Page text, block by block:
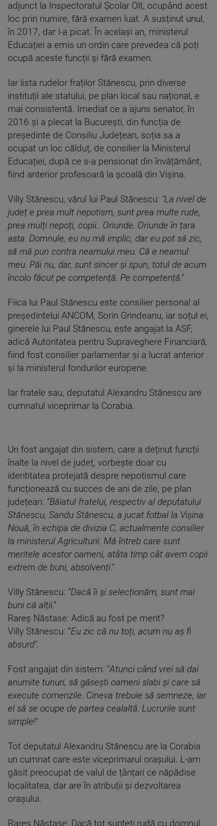
adjunct la Inspectoratul Școlar Olt, ocupând acest
loc prin numire, fără examen luat. A susținut unul,
în 2017, dar l-a picat. În același an, ministerul
Educației a emis un ordin care prevedea că poți
ocupă aceste funcții și fără examen.
Iar lista rudelor fraților Stănescu, prin diverse
instituții ale statului, pe plan local sau național, e
mai consistentă. Imediat ce a ajuns senator, în
2016 și a plecat la București, din funcția de
președinte de Consiliu Județean, soția sa a
ocupat un loc călduț, de consilier la Ministerul
Educației, după ce s-a pensionat din învățământ,
fiind anterior profesoară la școală din Vișina.
Villy Stănescu, vărul lui Paul Stănescu: "La nivel de
județ e prea mult nepotism, sunt prea multe rude,
prea mulți nepoți, copii.. Oriunde. Oriunde în țara
asta. Domnule, eu nu mă implic, dar eu pot să zic,
să mă pun contra neamului meu. Că e neamul
meu. Păi nu, dar, sunt sincer și spun, totul de acum
încolo făcut pe competență. Pe competență."
Fiica lui Paul Stănescu este consilier personal al
președintelui ANCOM, Sorin Grindeanu, iar soțul ei,
ginerele lui Paul Stănescu, este angajat la ASF,
adică Autoritatea pentru Supraveghere Financiară,
fiind fost consilier parlamentar și a lucrat anterior
și la ministerul fondurilor europene.
Iar fratele sau, deputatul Alexandru Stănescu are
cumnatul viceprimar la Corabia.
Un fost angajat din sistem, care a deținut funcții
înalte la nivel de județ, vorbește doar cu
identitatea protejată despre nepotismul care
funcționează cu succes de ani de zile, pe plan
județean: ”Băiatul fratelui, respectiv al deputatului
Stănescu, Sandu Stănescu, a jucat fotbal la Vișina
Nouă, în echipa de divizia C, actualmente consilier
la ministerul Agriculturii. Mă întreb care sunt
meritele acestor oameni, atâta timp cât avem copii
extrem de buni, absolvenți."
Villy Stănescu: ”Dacă îi și selecționăm, sunt mai
buni că alții.”
Rareș Năstase: Adică au fost pe merit?
Villy Stănescu: ”Eu zic că nu toți, acum nu aș fi
absurd".
Fost angajat din sistem: "Atunci când vrei să dai
anumite tunuri, să găsești oameni slabi și care să
execute comenzile. Cineva trebuie să semneze, iar
el să se ocupe de partea cealaltă. Lucrurile sunt
simple!"
Tot deputatul Alexandru Stănescu are la Corabia
un cumnat care este viceprimarul orașului. L-am
găsit preocupat de valul de țânțari ce năpădise
localitatea, dar are în atribuții și dezvoltarea
orașului.
Rareș Năstase: Dacă tot sunteți rudă cu domnul